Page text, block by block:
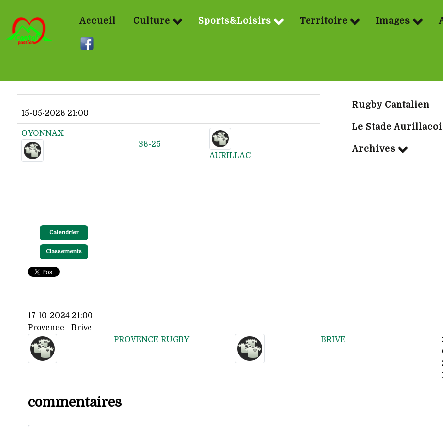
Accueil Culture Sports&Loisirs Territoire Images
15-05-2026 21:00
OYONNAX
36-25
AURILLAC
Rugby Cantalien
Le Stade
Archives
Calendrier
Classements
17-10-2024 21:00
Provence - Brive
PROVENCE RUGBY
BRIVE
1
commentaires